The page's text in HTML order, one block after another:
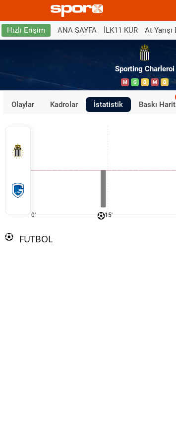
Hızlı Erişim ANA SAYFA İLK11 KUR At Yarışı
Sporting Charleroi
M G B M B
Olaylar Kadrolar İstatistik Baskı
0' 15'
FUTBOL